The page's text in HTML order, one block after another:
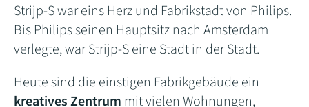
Strijp-S war eins Herz und Fabrikstadt von Philips.
Bis Philips seinen Hauptsitz nach Amsterdam
verlegte, war Strijp-S eine Stadt in der Stadt.
Heute sind die einstigen Fabrikgebäude ein
kreatives Zentrum mit vielen Wohnungen,